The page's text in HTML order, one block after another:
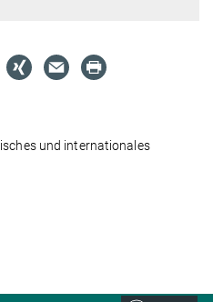
und internationales